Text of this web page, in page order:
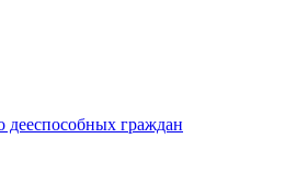
дееспособных граждан